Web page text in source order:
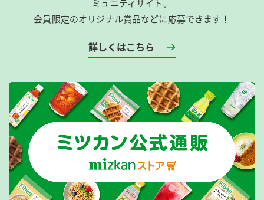
ミュニティサイト。
会員限定のオリジナル賞品などに応募できます！
詳しくはこちら